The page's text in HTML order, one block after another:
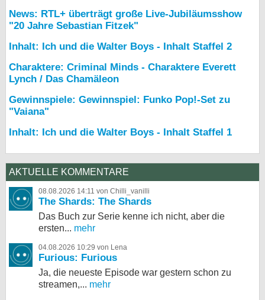
News: RTL+ überträgt große Live-Jubiläumsshow
"20 Jahre Sebastian Fitzek"
Inhalt: Ich und die Walter Boys - Inhalt Staffel 2
Charaktere: Criminal Minds - Charaktere Everett
Lynch / Das Chamäleon
Gewinnspiele: Gewinnspiel: Funko Pop!-Set zu
"Vaiana"
Inhalt: Ich und die Walter Boys - Inhalt Staffel 1
AKTUELLE KOMMENTARE
08.08.2026 14:11 von Chilli_vanilli
The Shards: The Shards
Das Buch zur Serie kenne ich nicht, aber die
ersten... mehr
04.08.2026 10:29 von Lena
Furious: Furious
Ja, die neueste Episode war gestern schon zu
streamen,... mehr